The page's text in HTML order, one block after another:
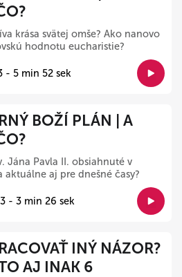
krása svätej omše? Ako nanovo
hodnotu eucharistie?
- 5 min 52 sek
BOŽÍ PLÁN | A
Jána Pavla II. obsiahnuté v
aktuálne aj pre dnešné časy?
- 3 min 26 sek
INÝ NÁZOR?
TO AJ INAK 6